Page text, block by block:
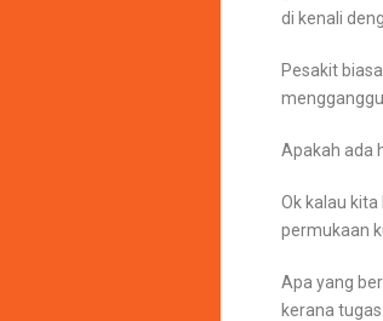
di kenali
Pesakit
Apakah ada
Ok kalau
permukaan
Apa yang
kerana